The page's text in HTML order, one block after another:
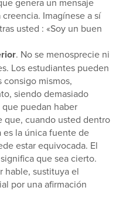
Imagínese a sí
usted : «Soy un buen
. No se menosprecie ni
Los estudiantes pueden
mismos,
siendo demasiado
que puedan haber
que, cuando usted dentro
es la única fuente de
estar equivocada. El
que sea cierto.
hable, sustituya el
por una afirmación